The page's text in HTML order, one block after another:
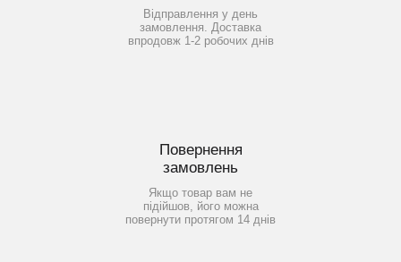
Відправлення у день
замовлення. Доставка
впродовж 1-2 робочих днів
Повернення
замовлень
Якщо товар вам не
підійшов, його можна
повернути протягом 14 днів